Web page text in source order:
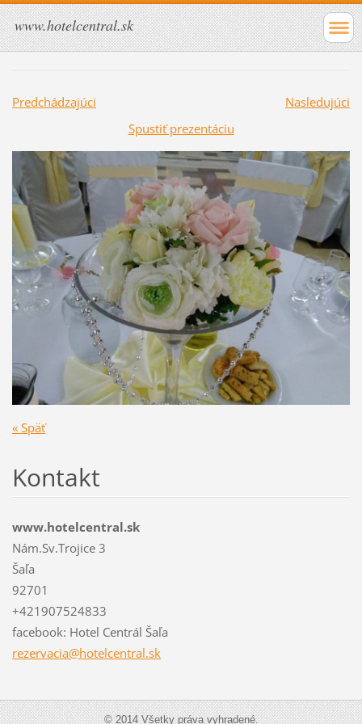
www.hotelcentral.sk
Predchádzajúci
Nasledujúci
Spustiť prezentáciu
« Späť
Kontakt
www.hotelcentral.sk
Nám.Sv.Trojice 3
Šaľa
92701
+421907524833
facebook: Hotel Centrál Šaľa
rezervacia@hotelcentral.sk
© 2014 Všetky práva vyhradené.